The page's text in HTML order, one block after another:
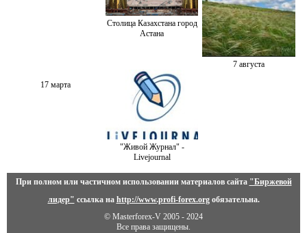
Столица Казахстана город
Астана
7 августа
17 марта
"Живой Журнал" -
Livejournal
При полном или частичном использовании материалов сайта "Биржевой
лидер" ссылка на http://www.profi-forex.orgобязательна.
© Masterforex-V 2005 - 2024
Все права защищены.